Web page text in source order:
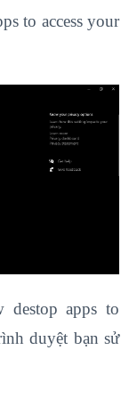
to access your
apps to
duyệt bạn sử